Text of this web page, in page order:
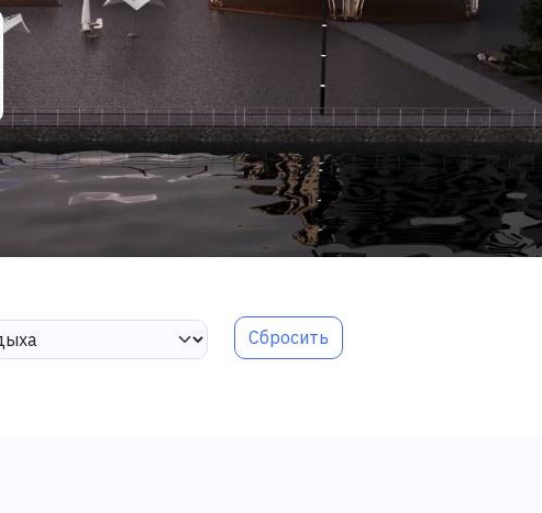
Сбросить